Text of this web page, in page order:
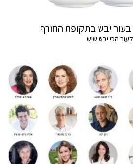
יבש בתקופת החורף
הכי יבש שיש